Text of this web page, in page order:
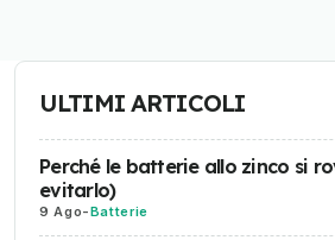
ULTIMI ARTICOLI
Perché le batterie allo zinco si
evitarlo)
9 Ago-Batterie